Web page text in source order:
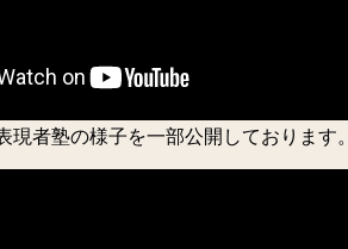
現者塾の様子を一部公開しております。